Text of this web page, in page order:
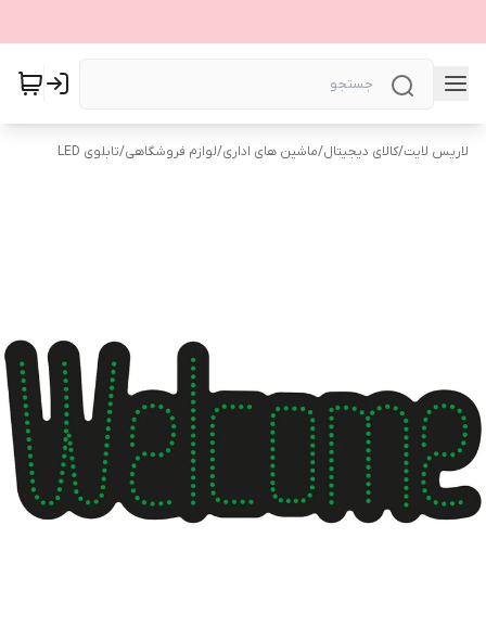
لاریس لایت/کالای دیجیتال/ماشین های اداری/لوازم فروشگاهی/تابلوی LED